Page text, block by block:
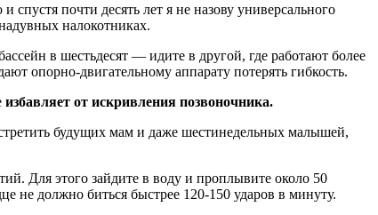
спустя почти десять лет я не назову универсального
налокотниках.
в шестьдесят — идите в другой, где работают более
опорно-двигательному аппарату потерять гибкость.
избавляет от искривления позвоночника.
будущих мам и даже шестинедельных малышей,
Для этого зайдите в воду и проплывите около 50
не должно биться быстрее 120-150 ударов в минуту.